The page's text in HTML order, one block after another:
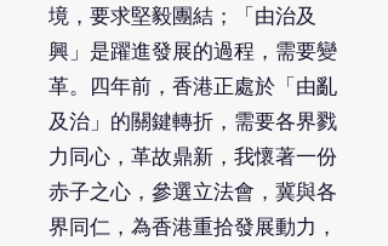
境，要求堅毅團結；「由治及
興」是躍進發展的過程，需要變
革。四年前，香港正處於「由亂
及治」的關鍵轉折，需要各界戮
力同心，革故鼎新，我懷著一份
赤子之心，參選立法會，冀與各
界同仁，為香港重拾發展動力，